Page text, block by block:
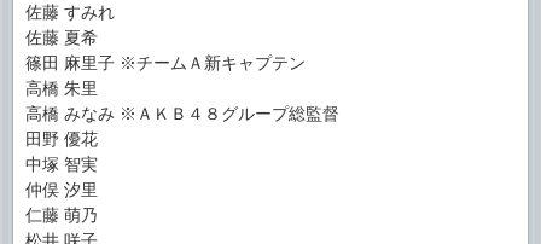
佐藤 すみれ
佐藤 夏希
篠田 麻里子 ※チームＡ新キャプテン
高橋 朱里
高橋 みなみ ※ＡＫＢ４８グループ総監督
田野 優花
中塚 智実
仲俣 汐里
仁藤 萌乃
松井 咲子